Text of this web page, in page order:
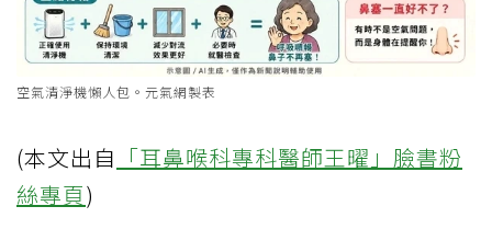
空氣清淨機懶人包。元氣網製表
(本文出自 「耳鼻喉科專科醫師王曜」臉書粉
絲專頁)